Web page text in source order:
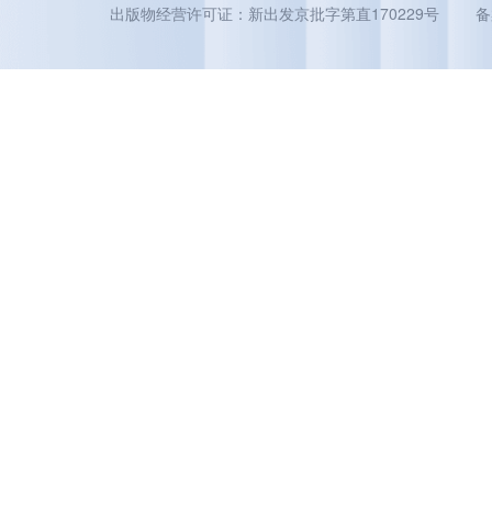
出版物经营许可证：新出发京批字第直170229号